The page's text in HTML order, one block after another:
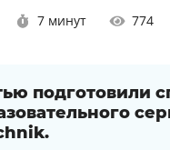
7 минут 774
подготовили